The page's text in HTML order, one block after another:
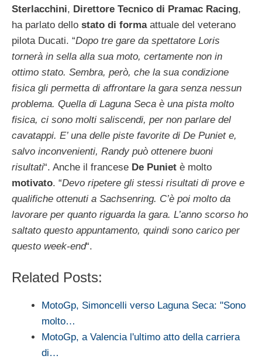
Sterlacchini, Direttore Tecnico di Pramac Racing,
ha parlato dello stato di formaattuale del veterano
pilota Ducati. “Dopo tre gare da spettatore Loris
tornerà in sella alla sua moto, certamente non in
ottimo stato. Sembra, però, che la sua condizione
fisica gli permetta di affrontare la gara senza nessun
problema. Quella di Laguna Seca è una pista molto
fisica, ci sono molti saliscendi, per non parlare del
cavatappi. E’ una delle piste favorite di De Puniet e,
salvo inconvenienti, Randy può ottenere buoni
risultati“. Anche il francese De Puniet è molto
motivato. “Devo ripetere gli stessi risultati di prove e
qualifiche ottenuti a Sachsenring. C’è poi molto da
lavorare per quanto riguarda la gara. L’anno scorso ho
saltato questo appuntamento, quindi sono carico per
questo week-end“.
Related Posts:
MotoGp, Simoncelli verso Laguna Seca: "Sono
molto…
MotoGp, a Valencia l'ultimo atto della carriera
di…